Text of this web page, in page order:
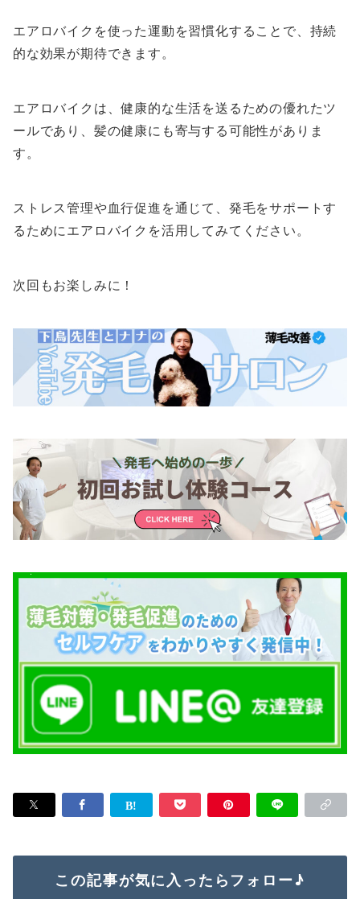
エアロバイクを使った運動を習慣化することで、持続
的な効果が期待できます。
エアロバイクは、健康的な生活を送るための優れたツ
ールであり、髪の健康にも寄与する可能性がありま
す。
ストレス管理や血行促進を通じて、発毛をサポートす
るためにエアロバイクを活用してみてください。
次回もお楽しみに！
この記事が気に入ったらフォロー♪